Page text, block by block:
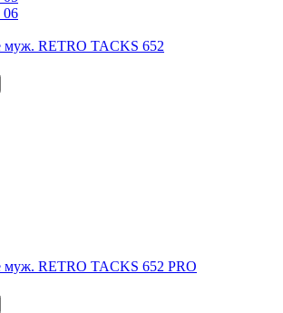
муж. RETRO TACKS 652
муж. RETRO TACKS 652 PRO